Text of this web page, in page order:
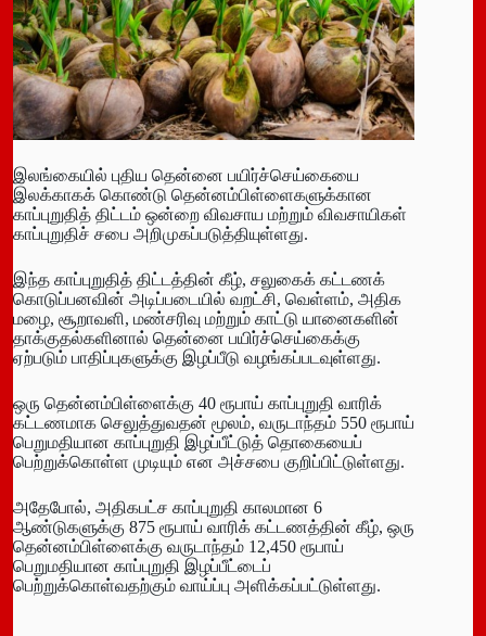
இலங்கையில் புதிய தென்னை பயிர்ச்செய்கையை
இலக்காகக் கொண்டு தென்னம்பிள்ளைகளுக்கான
காப்புறுதித் திட்டம் ஒன்றை விவசாய மற்றும் விவசாயிகள்
காப்புறுதிச் சபை அறிமுகப்படுத்தியுள்ளது.
இந்த காப்புறுதித் திட்டத்தின் கீழ், சலுகைக் கட்டணக்
கொடுப்பனவின் அடிப்படையில் வறட்சி, வெள்ளம், அதிக
மழை, சூறாவளி, மண்சரிவு மற்றும் காட்டு யானைகளின்
தாக்குதல்களினால் தென்னை பயிர்ச்செய்கைக்கு
ஏற்படும் பாதிப்புகளுக்கு இழப்பீடு வழங்கப்படவுள்ளது.
ஒரு தென்னம்பிள்ளைக்கு 40 ரூபாய் காப்புறுதி வாரிக்
கட்டணமாக செலுத்துவதன் மூலம், வருடாந்தம் 550 ரூபாய்
பெறுமதியான காப்புறுதி இழப்பீட்டுத் தொகையைப்
பெற்றுக்கொள்ள முடியும் என அச்சபை குறிப்பிட்டுள்ளது.
அதேபோல், அதிகபட்ச காப்புறுதி காலமான 6
ஆண்டுகளுக்கு 875 ரூபாய் வாரிக் கட்டணத்தின் கீழ், ஒரு
தென்னம்பிள்ளைக்கு வருடாந்தம் 12,450 ரூபாய்
பெறுமதியான காப்புறுதி இழப்பீட்டைப்
பெற்றுக்கொள்வதற்கும் வாய்ப்பு அளிக்கப்பட்டுள்ளது.